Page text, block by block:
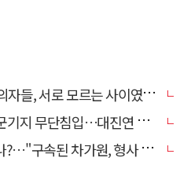
서로 모르는 사이였다…檢송치
침입…대진연 회원 3명 '구속'
속된 차가원, 형사 범죄 영역"